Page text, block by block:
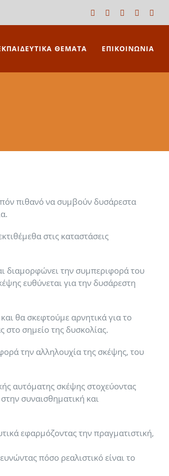
Facebook LinkedInYouTube
ΘΕΜΑΤΑ ΕΠΙΚΟΙΝΩΝΙΑ
πιθανό να συμβούν δυσάρεστα
στις καταστάσεις
διαμορφώνει την συμπεριφορά του
ευθύνεται για την δυσάρεστη
θα σκεφτούμε αρνητικά για το
σημείο της δυσκολίας.
την αλληλουχία της σκέψης, του
αυτόματης σκέψης στοχεύοντας
συναισθηματική και
εφαρμόζοντας την πραγματιστική,
πόσο ρεαλιστικό είναι το